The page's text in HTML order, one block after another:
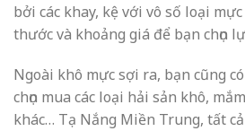
bởi các khay, kệ với vô số loại
thước và khoảng giá để bạn chọn
Ngoài khô mực sợi ra, bạn cũng
chọn mua các loại hải sản khô,
khác… Tạ Nắng Miền Trung, tất